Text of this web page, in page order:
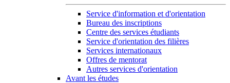
Service d'information et d'orientation
Bureau des inscriptions
Centre des services étudiants
Service d'orientation des filières
Services internationaux
Offres de mentorat
Autres services d'orientation
Avant les études